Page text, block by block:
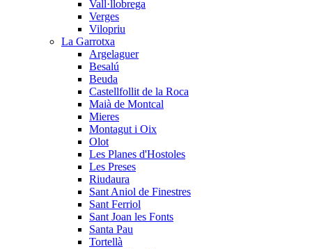
Vall·llobrega
Verges
Vilopriu
La Garrotxa
Argelaguer
Besalú
Beuda
Castellfollit de la Roca
Maià de Montcal
Mieres
Montagut i Oix
Olot
Les Planes d'Hostoles
Les Preses
Riudaura
Sant Aniol de Finestres
Sant Ferriol
Sant Joan les Fonts
Santa Pau
Tortellà